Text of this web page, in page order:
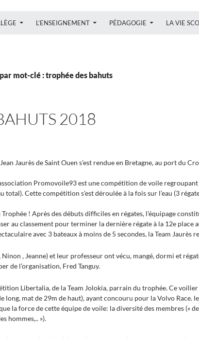
L’ENSEIGNEMENT PÉDAGOGIE LA VIE
mot-clé : trophée des bahuts
2018
Jaurès de Saint Ouen s’est rendue en Bretagne, au port du
Promovoile93 est une compétition de voile
total). Cette compétition s’est déroulée à la fois sur l’eau (3
Trophée ! Après des débuts difficiles en régates, l’équipage
au classement pour terminer la dernière régate à la 12e place
avec 3 bateaux à moins de 5 secondes, la Team Jaurès
Ninon , Jeanne) et leur professeur ont vécu, mangé, dormi et
de l’organisation, Fred Tanguy.
Libertalia, de la Team Jolokia, parrain du trophée. Ce
long, mat de 29m de haut), ayant concouru pour la Volvo Race.
la force de cette équipe de voile: la diversité des membres («
hommes,.. »).